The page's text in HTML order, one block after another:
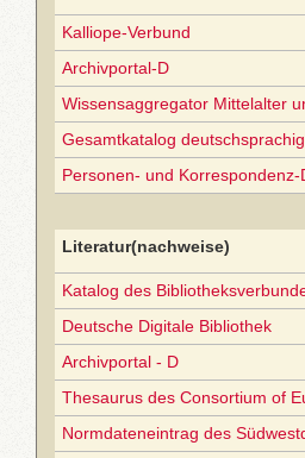
Kalliope-Verbund
Archivportal-D
Wissensaggregator Mittelalter
Gesamtkatalog
Personen- und
Literatur(nachweise)
Katalog des
Deutsche Digitale Bibliothek
Archivportal - D
Thesaurus des Consortium of
Normdateneintrag des